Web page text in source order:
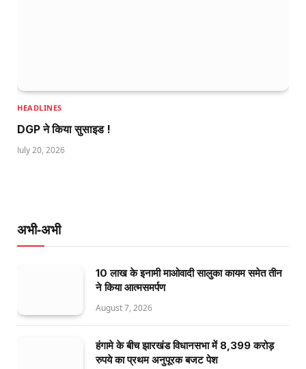
HEADLINES
DGP ने किया सुसाइड !
July 20, 2026
अभी-अभी
10 लाख के इनामी माओवादी सालुका कायम समेत तीन
ने किया आत्मसमर्पण
August 7, 2026
हंगामे के बीच झारखंड विधानसभा में 8,399 करोड़
रुपये का प्रथम अनुपूरक बजट पेश